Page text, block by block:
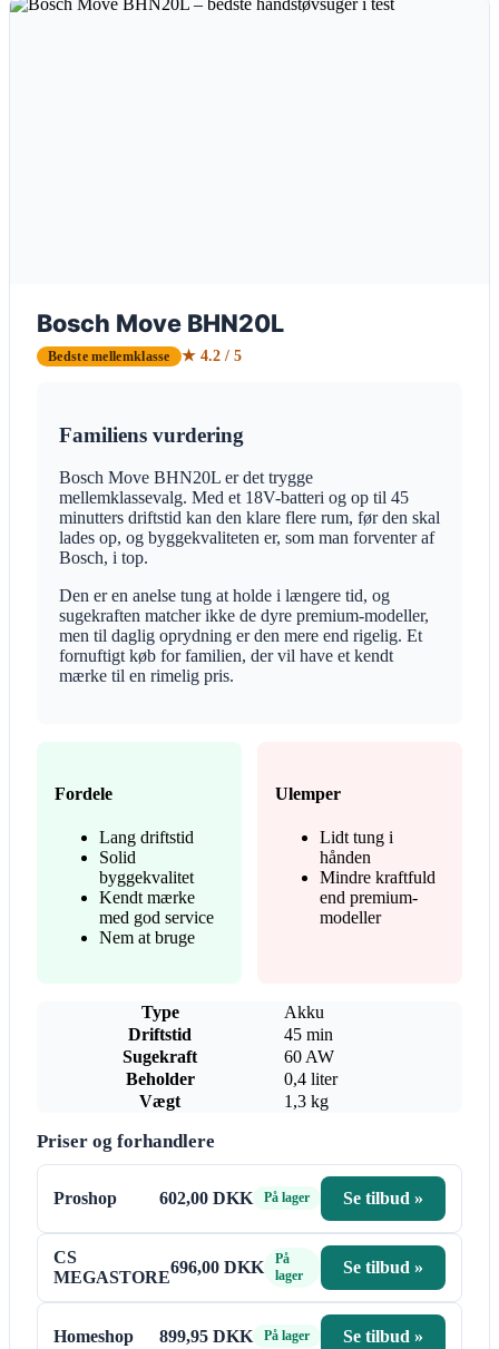
Bosch Move BHN20L
Bedste mellemklasse ★ 4.2 / 5
Familiens vurdering
Bosch Move BHN20L er det trygge
mellemklassevalg. Med et 18V-batteri og op til 45
minutters driftstid kan den klare flere rum, før den skal
lades op, og byggekvaliteten er, som man forventer af
Bosch, i top.
Den er en anelse tung at holde i længere tid, og
sugekraften matcher ikke de dyre premium-modeller,
men til daglig oprydning er den mere end rigelig. Et
fornuftigt køb for familien, der vil have et kendt
mærke til en rimelig pris.
Fordele
Lang driftstid
Solid
byggekvalitet
Kendt mærke
med god service
Nem at bruge
Ulemper
Lidt tung i
hånden
Mindre kraftfuld
end premium-
modeller
Type
Akku
Driftstid
45 min
Sugekraft
60 AW
Beholder
0,4 liter
Vægt
1,3 kg
Priser og forhandlere
Proshop 602,00 DKK På lager Se tilbud »
CS
MEGASTORE
696,00 DKK
På
lager
Se tilbud »
Homeshop 899,95 DKK På lager Se tilbud »